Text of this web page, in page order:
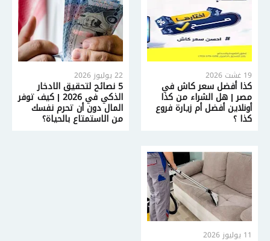
19 غشت 2026
كذا أفضل سعر كاش في
مصر | هل الشراء من كذا
أونلاين أفضل أم زيارة فروع
كذا ؟
22 يوليوز 2026
5 نصائح لتحقيق الادخار
الذكي في 2026 | كيف توفر
المال دون أن تحرم نفسك
من الاستمتاع بالحياة؟
11 يوليوز 2026